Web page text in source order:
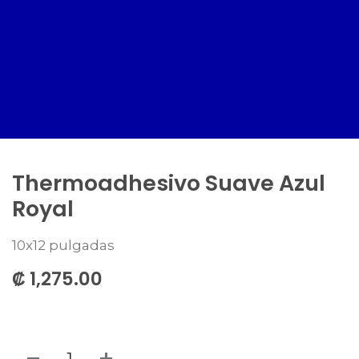
Thermoadhesivo Suave Azul
Royal
10x12 pulgadas
₡ 1,275.00